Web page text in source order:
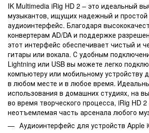
IK Multimedia iRig HD 2 – это идеальный
музыкантов, ищущих надежный и простой
аудиоинтерфейс. Благодаря
конвертерам AD/DA и поддержке
этот интерфейс обеспечивает чистый и
гитары или вокала. С удобным
Lightning или USB вы можете легко
компьютеру или мобильному устройству
в любом месте и в любое время.
использования в домашних студиях, на
во время творческого процесса, iRig HD 2
неотъемлемая часть арсенала любого
Аудиоинтерфейс для устройств Apple